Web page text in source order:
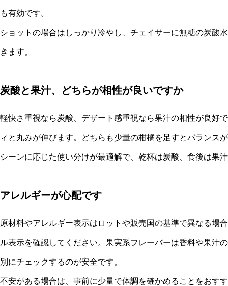
も有効です。
ショットの場合はしっかり冷やし、チェイサーに無糖の炭酸
きます。
炭酸と果汁、どちらが相性が良いですか
軽快さ重視なら炭酸、デザート感重視なら果汁の相性が良好
ィと丸みが伸びます。どちらも少量の柑橘を足すとバランス
シーンに応じた使い分けが最適解で、乾杯は炭酸、食後は果
アレルギーが心配です
原材料やアレルギー表示はロットや販売国の基準で異なる場
ル表示を確認してください。果実系フレーバーは香料や果汁
別にチェックするのが安全です。
不安がある場合は、事前に少量で体調を確かめることをおす